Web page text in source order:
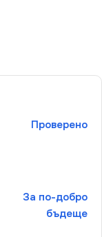
Проверено
За по-добро
бъдеще